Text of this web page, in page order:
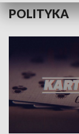
POLITYKA